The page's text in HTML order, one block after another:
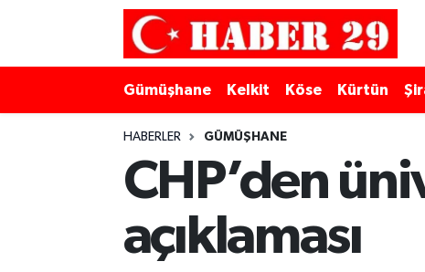
Gümüşhane Kelkit Köse Kürtün
HABERLER GÜMÜŞHANE
CHP’den
açıklaması
Merkez Hava Durumu
Merkez Trafik Yoğunluk Haritası
Süper Lig Puan Durumu ve Fikstür
Son Dakika Haberleri